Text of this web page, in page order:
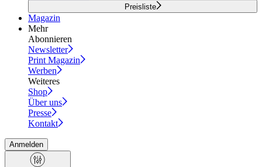
Preisliste
Magazin
Mehr
Abonnieren
Newsletter
Print Magazin
Werben
Weiteres
Shop
Über uns
Presse
Kontakt
Anmelden